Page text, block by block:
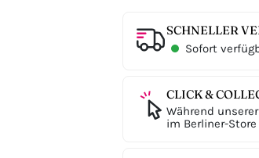
SCHNELLER
Sofort
CLICK &
Während
im Berliner-